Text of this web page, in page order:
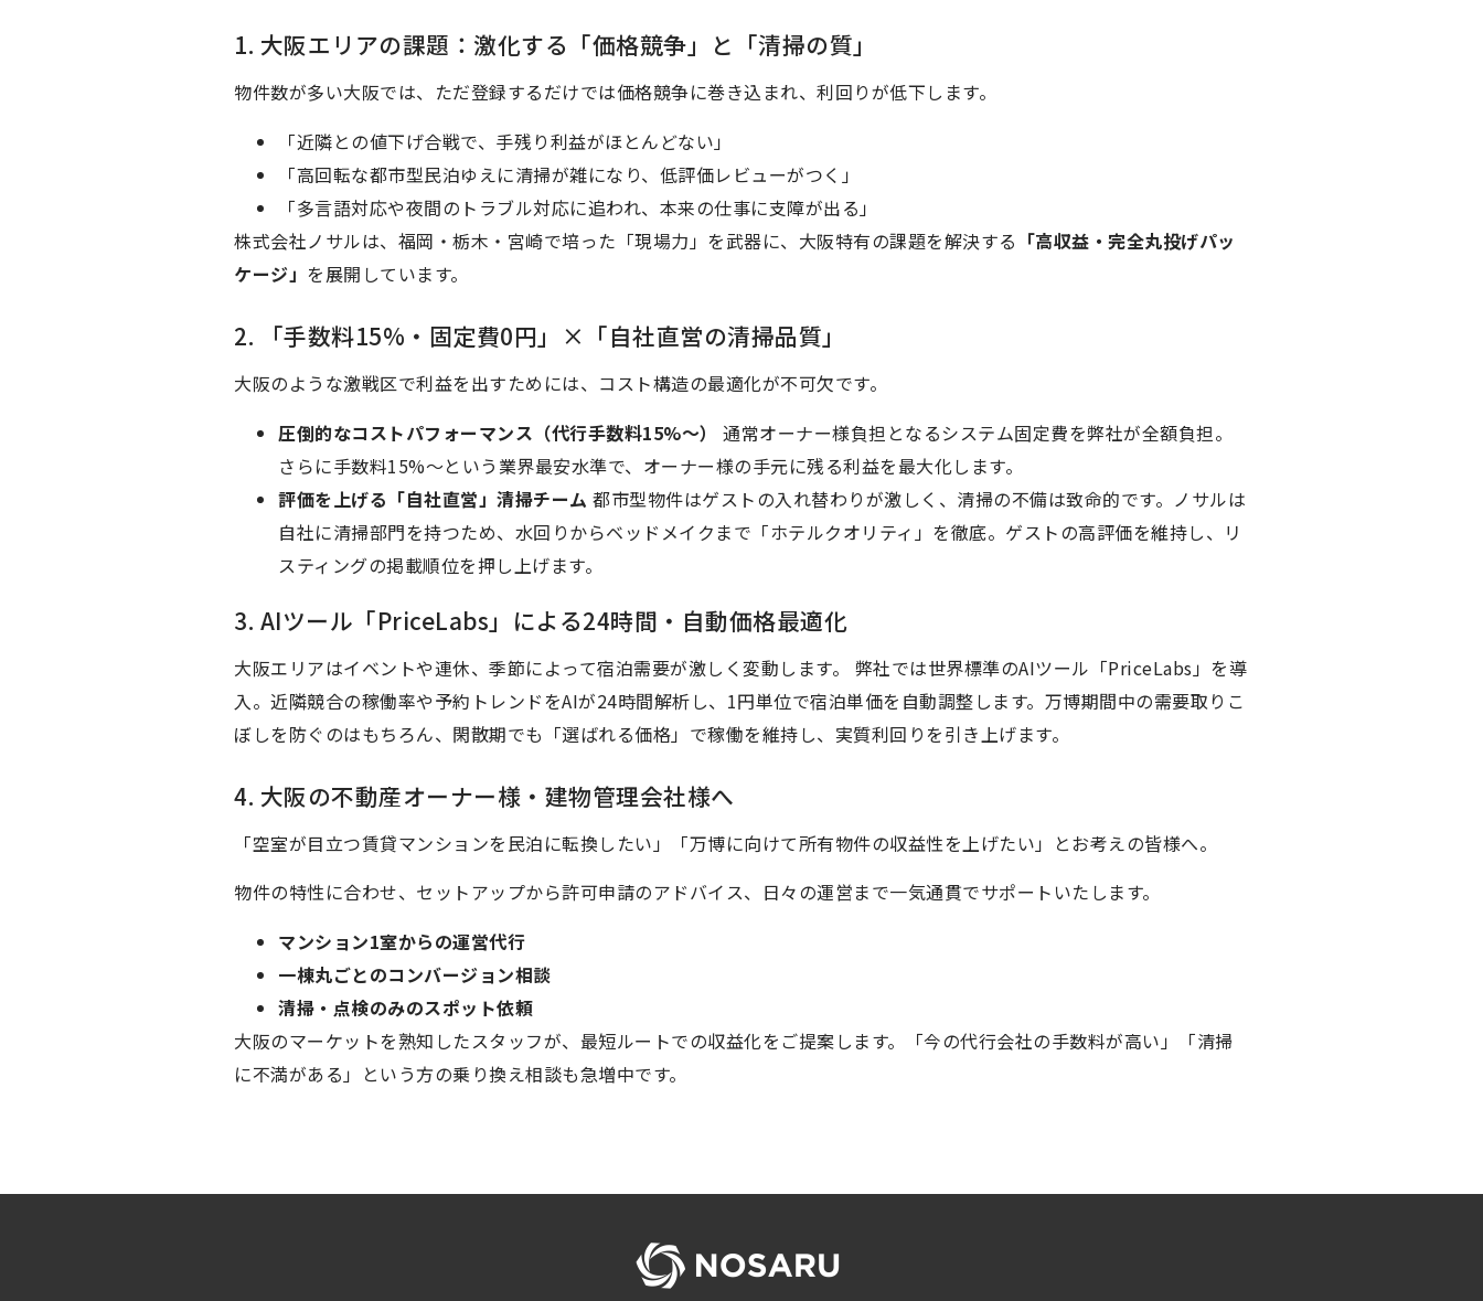
1. 大阪エリアの課題：激化する「価格競争」と「清掃の質」
物件数が多い大阪では、ただ登録するだけでは価格競争に巻き込まれ、利回りが低下します。
「近隣との値下げ合戦で、手残り利益がほとんどない」
「高回転な都市型民泊ゆえに清掃が雑になり、低評価レビューがつく」
「多言語対応や夜間のトラブル対応に追われ、本来の仕事に支障が出る」
株式会社ノサルは、福岡・栃木・宮崎で培った「現場力」を武器に、大阪特有の課題を解決する 「高収益・完全丸投げパッ
ケージ」 を展開しています。
2. 「手数料15%・固定費0円」×「自社直営の清掃品質」
大阪のような激戦区で利益を出すためには、コスト構造の最適化が不可欠です。
圧倒的なコストパフォーマンス（代行手数料15%〜）
通常オーナー様負担となるシステム固定費を弊社が全額負担。
さらに手数料15%〜という業界最安水準で、オーナー様の手元に残る利益を最大化します。
評価を上げる「自社直営」清掃チーム 都市型物件はゲストの入れ替わりが激しく、清掃の不備は致命的です。ノサルは
自社に清掃部門を持つため、水回りからベッドメイクまで「ホテルクオリティ」を徹底。ゲストの高評価を維持し、リ
スティングの掲載順位を押し上げます。
3. AIツール「PriceLabs」による24時間・自動価格最適化
大阪エリアはイベントや連休、季節によって宿泊需要が激しく変動します。 弊社では世界標準のAIツール「PriceLabs」を導
入。近隣競合の稼働率や予約トレンドをAIが24時間解析し、1円単位で宿泊単価を自動調整します。万博期間中の需要取りこ
ぼしを防ぐのはもちろん、閑散期でも「選ばれる価格」で稼働を維持し、実質利回りを引き上げます。
4. 大阪の不動産オーナー様・建物管理会社様へ
「空室が目立つ賃貸マンションを民泊に転換したい」「万博に向けて所有物件の収益性を上げたい」とお考えの皆様へ。
物件の特性に合わせ、セットアップから許可申請のアドバイス、日々の運営まで一気通貫でサポートいたします。
マンション1室からの運営代行
一棟丸ごとのコンバージョン相談
清掃・点検のみのスポット依頼
大阪のマーケットを熟知したスタッフが、最短ルートでの収益化をご提案します。「今の代行会社の手数料が高い」「清掃
に不満がある」という方の乗り換え相談も急増中です。